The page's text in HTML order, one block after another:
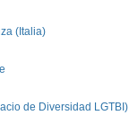
(Italia)
de Diversidad LGTBI)